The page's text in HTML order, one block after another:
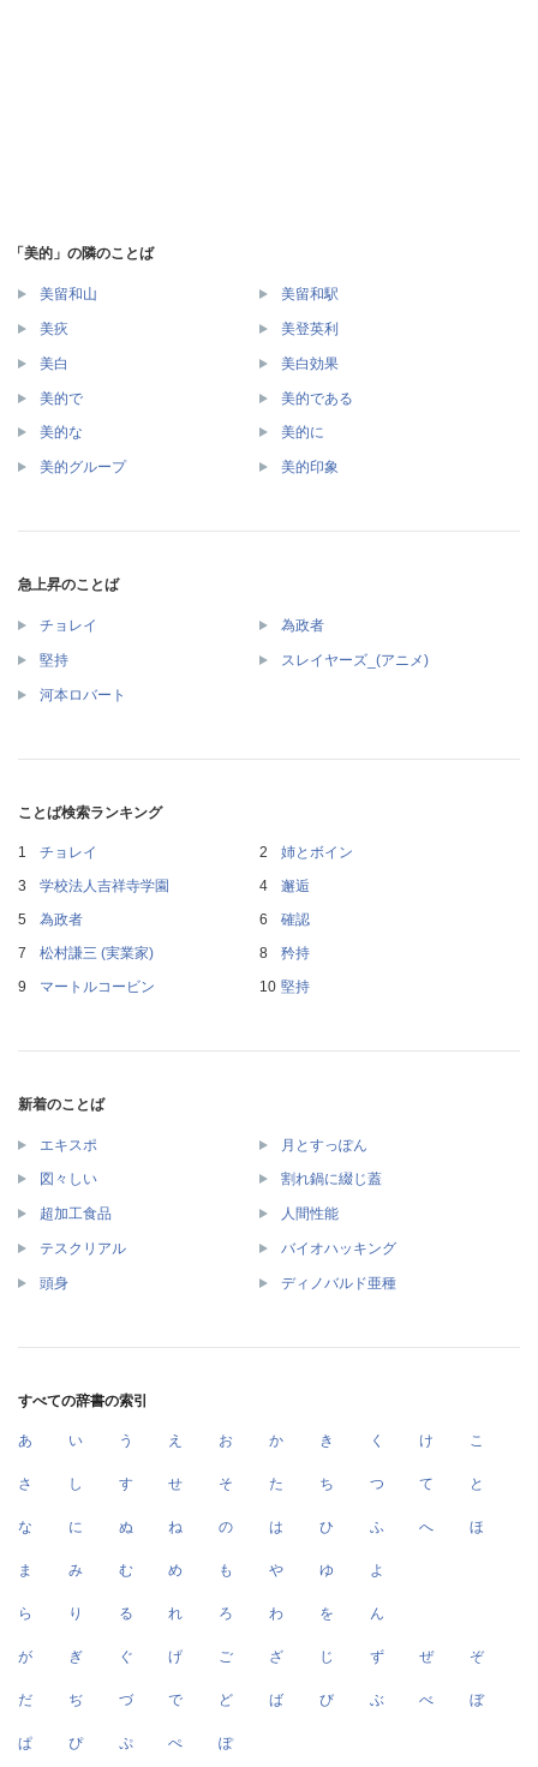
「美的」の隣のことば
美留和山 美留和駅
美疢 美登英利
美白 美白効果
美的で 美的である
美的な 美的に
美的グループ 美的印象
急上昇のことば
チョレイ 為政者
堅持 スレイヤーズ_(アニメ)
河本ロバート
ことば検索ランキング
チョレイ
姉とボイン
学校法人吉祥寺学園
邂逅
為政者
確認
松村謙三 (実業家)
矜持
マートルコービン
堅持
新着のことば
エキスポ 月とすっぽん
図々しい 割れ鍋に綴じ蓋
超加工食品 人間性能
テスクリアル バイオハッキング
頭身 ディノバルド亜種
すべての辞書の索引
あ い う え お か き く け こ
さ し す せ そ た ち つ て と
な に ぬ ね の は ひ ふ へ ほ
ま み む め も や ゆ よ
ら り る れ ろ わ を ん
が ぎ ぐ げ ご ざ じ ず ぜ ぞ
だ ぢ づ で ど ば び ぶ べ ぼ
ぱ ぴ ぷ ぺ ぽ